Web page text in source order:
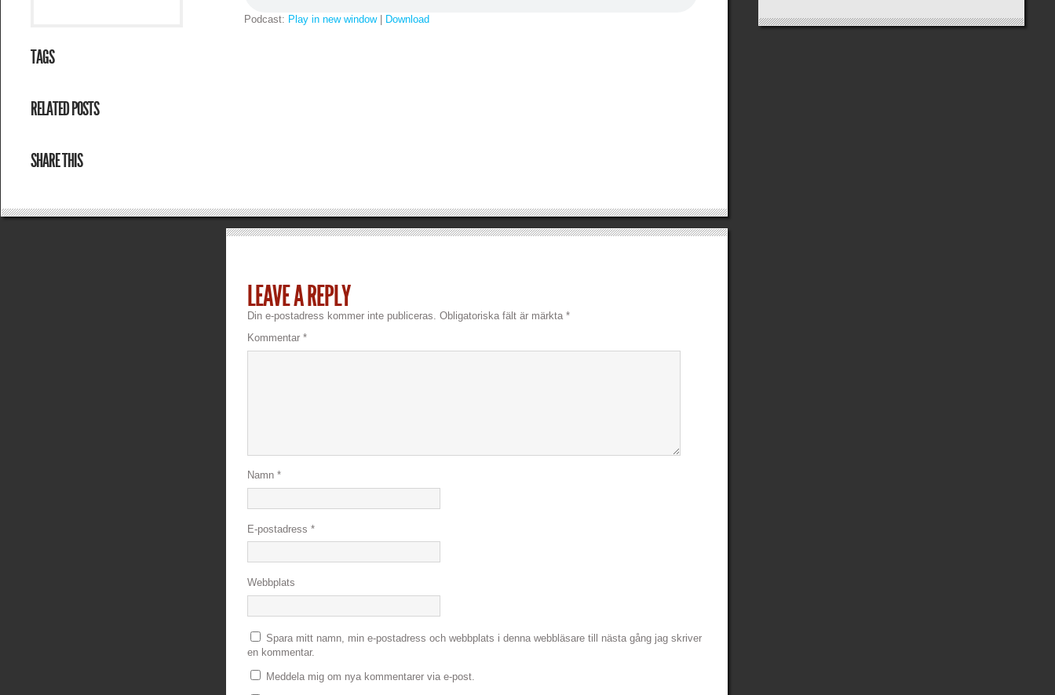
TAGS
RELATED POSTS
SHARE THIS
Podcast: Play in new window| Download
LEAVE A REPLY
Din e-postadress kommer inte publiceras. Obligatoriska fält är märkta *
Kommentar *
Namn *
E-postadress *
Webbplats
Spara mitt namn, min e-postadress och webbplats i denna webbläsare till nästa gång jag skriver
en kommentar.
Meddela mig om nya kommentarer via e-post.